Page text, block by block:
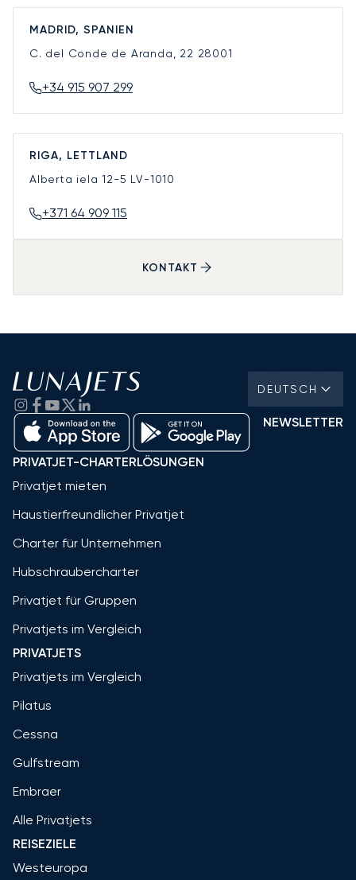
MADRID, SPANIEN
C. del Conde de Aranda, 22 28001
+34 915 907 299
RIGA, LETTLAND
Alberta iela 12-5 LV-1010
+371 64 909 115
KONTAKT
DEUTSCH
NEWSLETTER
PRIVATJET-CHARTERLÖSUNGEN
Privatjet mieten
Haustierfreundlicher Privatjet
Charter für Unternehmen
Hubschraubercharter
Privatjet für Gruppen
Privatjets im Vergleich
PRIVATJETS
Privatjets im Vergleich
Pilatus
Cessna
Gulfstream
Embraer
Alle Privatjets
REISEZIELE
Westeuropa